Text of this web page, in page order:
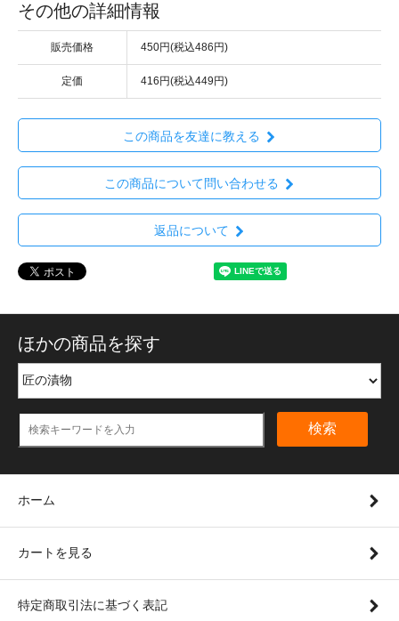
その他の詳細情報
販売価格 450円(税込486円)
定価 416円(税込449円)
この商品を友達に教える
この商品について問い合わせる
返品について
ほかの商品を探す
検索
ホーム
カートを見る
特定商取引法に基づく表記